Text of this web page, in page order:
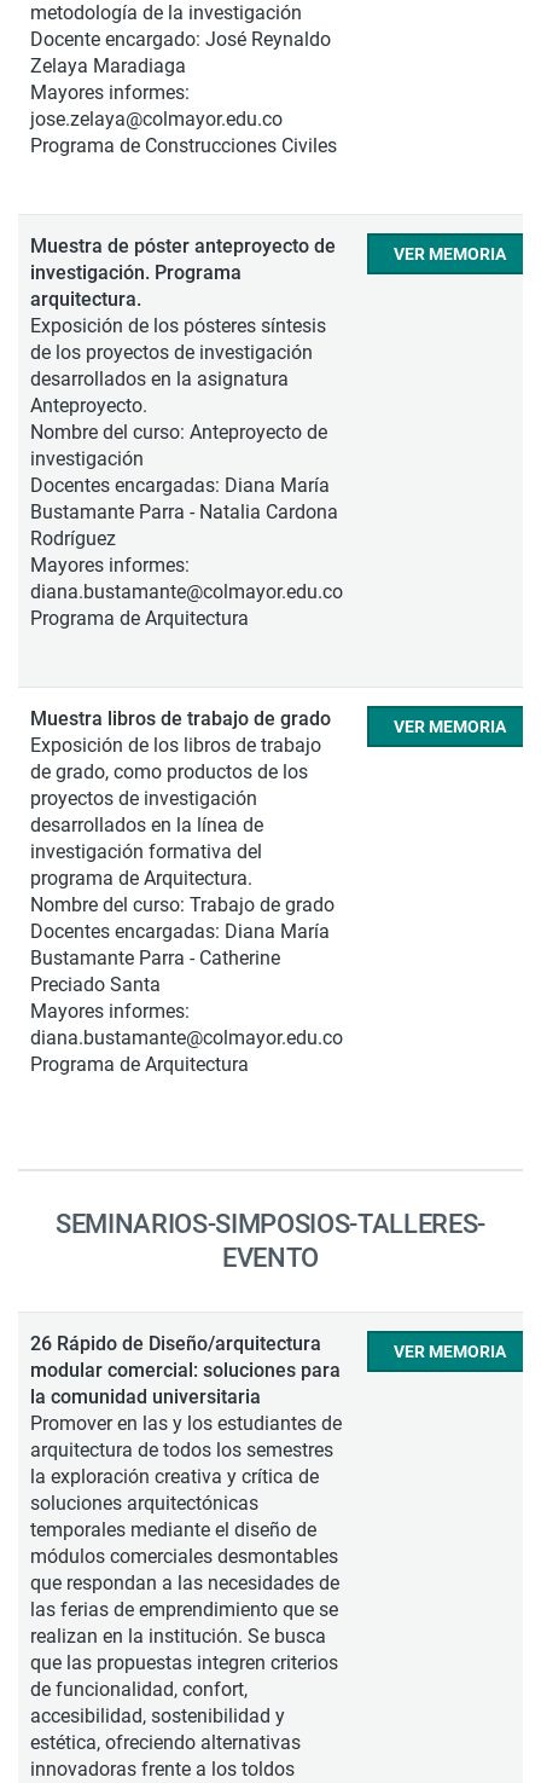
metodología de la investigación
Docente encargado: José Reynaldo
Zelaya Maradiaga
Mayores informes:
jose.zelaya@colmayor.edu.co
Programa de Construcciones Civiles
Muestra de póster anteproyecto de
investigación. Programa
arquitectura.
Exposición de los pósteres síntesis
de los proyectos de investigación
desarrollados en la asignatura
Anteproyecto.
Nombre del curso: Anteproyecto de
investigación
Docentes encargadas: Diana María
Bustamante Parra - Natalia Cardona
Rodríguez
Mayores informes:
diana.bustamante@colmayor.edu.co
Programa de Arquitectura
VER MEMORIA
Muestra libros de trabajo de grado
Exposición de los libros de trabajo
de grado, como productos de los
proyectos de investigación
desarrollados en la línea de
investigación formativa del
programa de Arquitectura.
Nombre del curso: Trabajo de grado
Docentes encargadas: Diana María
Bustamante Parra - Catherine
Preciado Santa
Mayores informes:
diana.bustamante@colmayor.edu.co
Programa de Arquitectura
VER MEMORIA
SEMINARIOS-SIMPOSIOS-TALLERES-
EVENTO
26 Rápido de Diseño/arquitectura
modular comercial: soluciones para
la comunidad universitaria
Promover en las y los estudiantes de
arquitectura de todos los semestres
la exploración creativa y crítica de
soluciones arquitectónicas
temporales mediante el diseño de
módulos comerciales desmontables
que respondan a las necesidades de
las ferias de emprendimiento que se
realizan en la institución. Se busca
que las propuestas integren criterios
de funcionalidad, confort,
accesibilidad, sostenibilidad y
estética, ofreciendo alternativas
innovadoras frente a los toldos
VER MEMORIA